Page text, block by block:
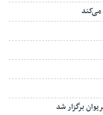
برگزار شد